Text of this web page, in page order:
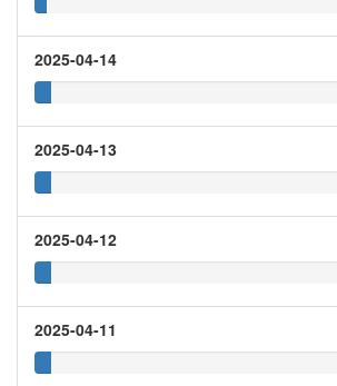
2025-04-14
2025-04-13
2025-04-12
2025-04-11